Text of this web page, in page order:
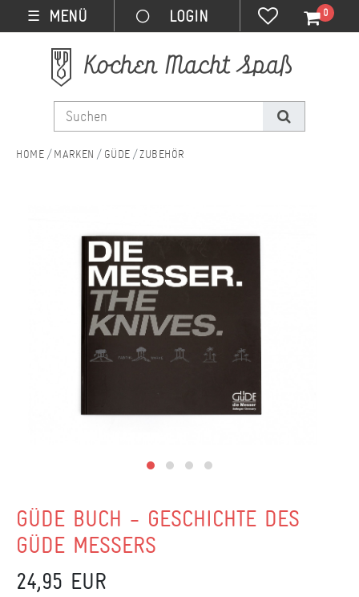
☰ MENÜ 0
MARKEN GÜDE ZUBEHÖR
GÜDE BUCH - GESCHICHTE DES
GÜDE MESSERS
24,95 EUR